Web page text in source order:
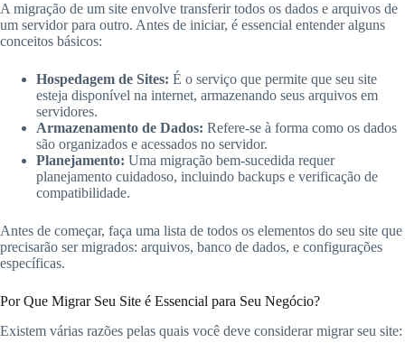
A migração de um site envolve transferir todos os dados e arquivos de
um servidor para outro. Antes de iniciar, é essencial entender alguns
conceitos básicos:
Hospedagem de Sites: É o serviço que permite que seu site
esteja disponível na internet, armazenando seus arquivos em
servidores.
Armazenamento de Dados: Refere-se à forma como os dados
são organizados e acessados no servidor.
Planejamento: Uma migração bem-sucedida requer
planejamento cuidadoso, incluindo backups e verificação de
compatibilidade.
Antes de começar, faça uma lista de todos os elementos do seu site que
precisarão ser migrados: arquivos, banco de dados, e configurações
específicas.
Por Que Migrar Seu Site é Essencial para Seu Negócio?
Existem várias razões pelas quais você deve considerar migrar seu site: